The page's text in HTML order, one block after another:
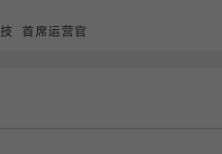
首席运营官